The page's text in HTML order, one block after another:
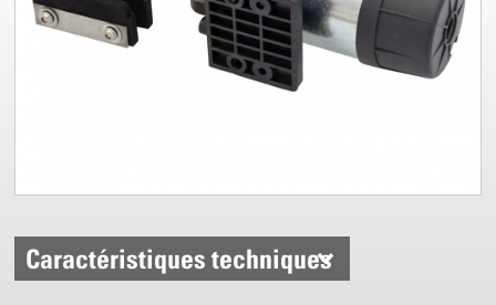
Caractéristiques techniques